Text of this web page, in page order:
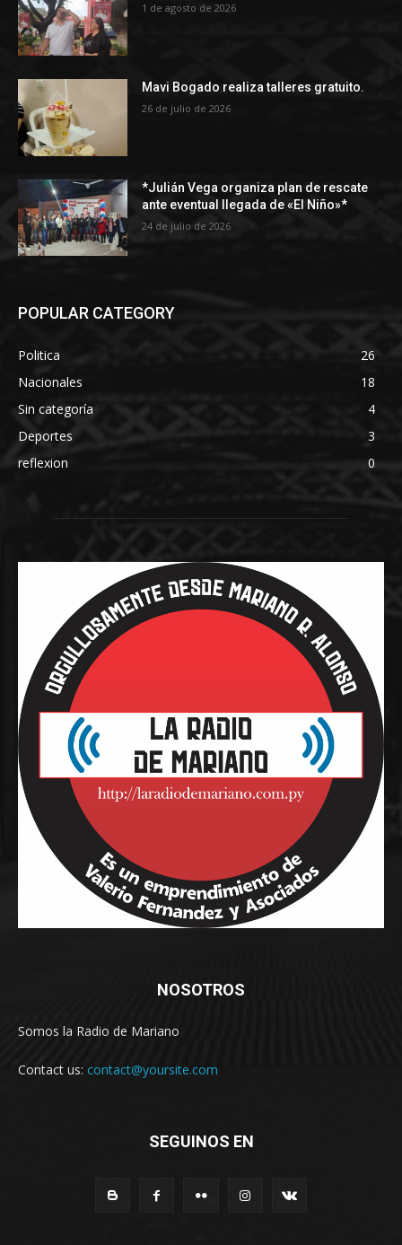
1 de agosto de 2026
Mavi Bogado realiza talleres gratuito.
26 de julio de 2026
*Julián Vega organiza plan de rescate
ante eventual llegada de «El Niño»*
24 de julio de 2026
POPULAR CATEGORY
Politica
26
Nacionales
18
Sin categoría
4
Deportes
3
reflexion
0
NOSOTROS
Somos la Radio de Mariano
Contact us: contact@yoursite.com
SEGUINOS EN